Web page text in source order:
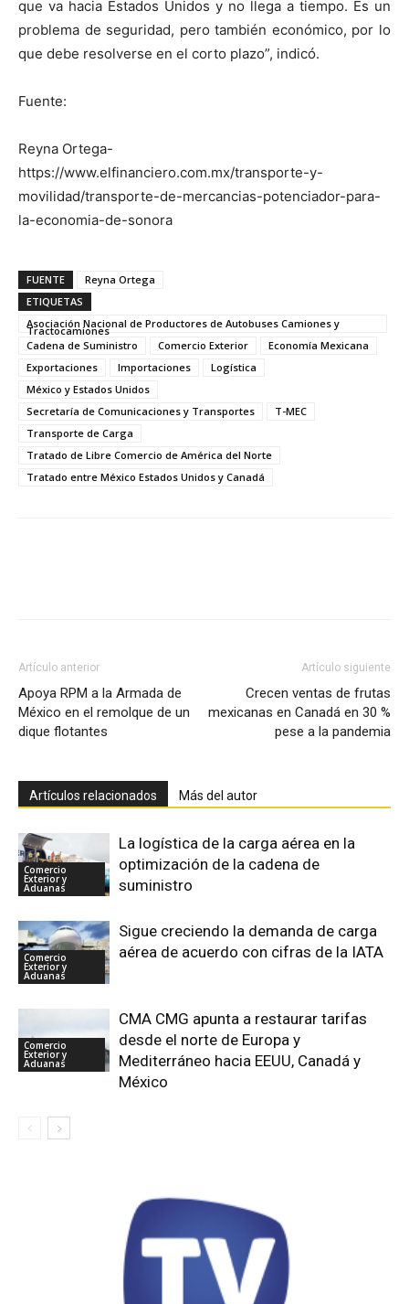
que va hacia Estados Unidos y no llega a tiempo. Es un
problema de seguridad, pero también económico, por lo
que debe resolverse en el corto plazo”, indicó.
Fuente:
Reyna Ortega-
https://www.elfinanciero.com.mx/transporte-y-
movilidad/transporte-de-mercancias-potenciador-para-
la-economia-de-sonora
FUENTE
Reyna Ortega
ETIQUETAS
Asociación Nacional de Productores de Autobuses Camiones y
Tractocamiones
Cadena de Suministro
Comercio Exterior
Economía Mexicana
Exportaciones
Importaciones
Logística
México y Estados Unidos
Secretaría de Comunicaciones y Transportes
T-MEC
Transporte de Carga
Tratado de Libre Comercio de América del Norte
Tratado entre México Estados Unidos y Canadá
Artículo anterior
Apoya RPM a la Armada de
México en el remolque de un
dique flotantes
Artículo siguiente
Crecen ventas de frutas
mexicanas en Canadá en 30 %
pese a la pandemia
Artículos relacionados Más del autor
Comercio
Exterior y
Aduanas
La logística de la carga aérea en la
optimización de la cadena de
suministro
Comercio
Exterior y
Aduanas
Sigue creciendo la demanda de carga
aérea de acuerdo con cifras de la IATA
Comercio
Exterior y
Aduanas
CMA CMG apunta a restaurar tarifas
desde el norte de Europa y
Mediterráneo hacia EEUU, Canadá y
México